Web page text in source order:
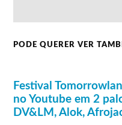
PODE QUERER VER
Festival
no Youtube em 2
DV&LM, Alok,